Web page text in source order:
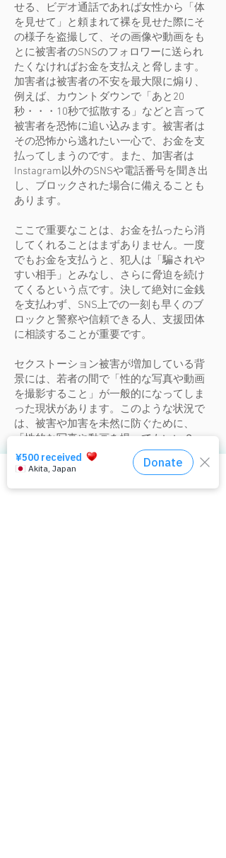
せる、ビデオ通話であれば女性から「体
を見せて」と頼まれて裸を見せた際にそ
の様子を盗撮して、その画像や動画をも
とに被害者のSNSのフォロワーに送られ
たくなければお金を支払えと脅します。
加害者は被害者の不安を最大限に煽り、
例えば、カウントダウンで「あと20
秒・・・10秒で拡散する」などと言って
被害者を恐怖に追い込みます。被害者は
その恐怖から逃れたい一心で、お金を支
払ってしまうのです。また、加害者は
Instagram以外のSNSや電話番号を聞き出
し、ブロックされた場合に備えることも
あります。
ここで重要なことは、お金を払ったら消
してくれることはまずありません。一度
でもお金を支払うと、犯人は「騙されや
すい相手」とみなし、さらに脅迫を続け
てくるという点です。決して絶対に金銭
を支払わず、SNS上での一刻も早くのブ
ロックと警察や信頼できる人、支援団体
に相談することが重要です。
セクストーション被害が増加している背
景には、若者の間で「性的な写真や動画
を撮影すること」が一般的になってしま
った現状があります。このような状況で
は、被害や加害を未然に防ぐために、
「性的な写真や動画を撮ってもいい？」
と尋ねること自体がデジタル性暴力であ
るという認識を広めることが重要です。